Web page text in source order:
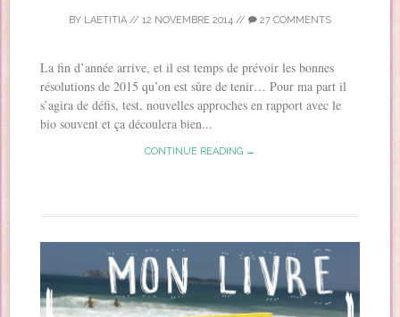
BY LAETITIA // 12 NOVEMBRE 2014 // 27 COMMENTS
La fin d’année arrive, et il est temps de prévoir les bonnes
résolutions de 2015 qu’on est sûre de tenir… Pour ma part il
s’agira de défis, test, nouvelles approches en rapport avec le
bio souvent et ça découlera bien...
CONTINUE READING →